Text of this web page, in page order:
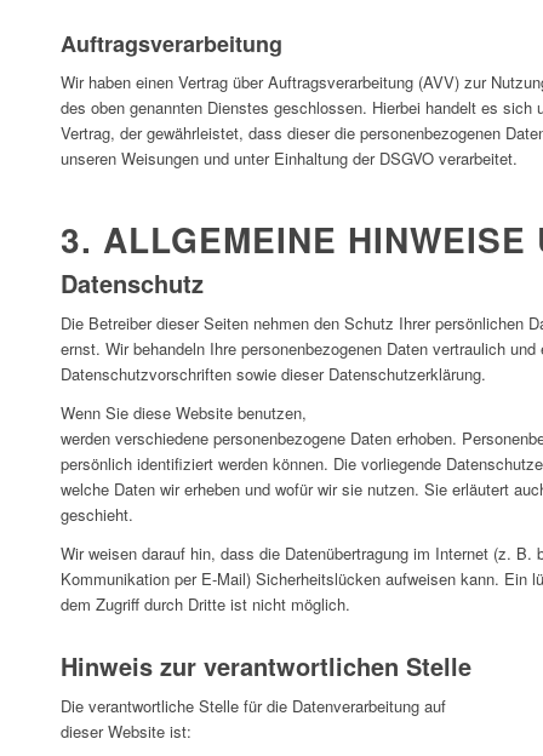
Auftragsverarbeitung
Wir haben einen Vertrag über Auftragsverarbeitung (AVV) zur
des oben genannten Dienstes geschlossen. Hierbei handelt es
Vertrag, der gewährleistet, dass dieser die personenbezogenen
unseren Weisungen und unter Einhaltung der DSGVO verarbeitet.
3. ALLGEMEINE HINWEISE
Datenschutz
Die Betreiber dieser Seiten nehmen den Schutz Ihrer persönlichen
ernst. Wir behandeln Ihre personenbezogenen Daten vertraulich
Datenschutzvorschriften sowie dieser Datenschutzerklärung.
Wenn Sie diese Website benutzen,
werden verschiedene personenbezogene Daten erhoben.
persönlich identifiziert werden können. Die vorliegende
welche Daten wir erheben und wofür wir sie nutzen. Sie erläutert
geschieht.
Wir weisen darauf hin, dass die Datenübertragung im Internet (z. B.
Kommunikation per E-Mail) Sicherheitslücken aufweisen kann. Ein
dem Zugriff durch Dritte ist nicht möglich.
Hinweis zur verantwortlichen Stelle
Die verantwortliche Stelle für die Datenverarbeitung auf
dieser Website ist: